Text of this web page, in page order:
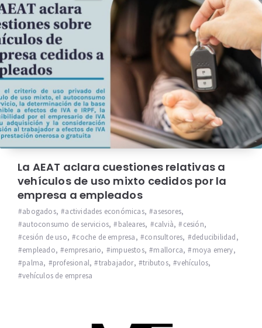
La AEAT aclara cuestiones relativas a
vehículos de uso mixto cedidos por la
empresa a empleados
abogados, actividades económicas, asesores,
autoconsumo de servicios, baleares, calvià, cesión,
cesión de uso, coche de empresa, consultores, deducibilidad,
empleado, empresario, impuestos, mallorca, moya emery,
palma, profesional, trabajador, tributos, vehículos,
vehículos de empresa